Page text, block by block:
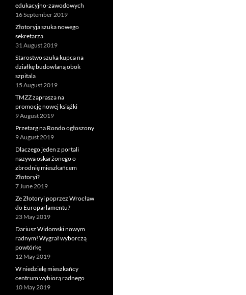
edukacyjno-zawodowych
16 September 2019
Złotoryja szuka nowego
sekretarza
31 August 2019
Starostwo szuka kupca na
działkę budowlaną obok
szpitala
15 August 2019
TMZZ zaprasza na
promocję nowej książki
9 August 2019
Przetarg na Rondo ogłoszony
9 August 2019
Dlaczego jeden z portali
nazywa oskarżonego o
zbrodnię mieszkańcem
Złotoryi?
7 June 2019
Ze Złotoryi poprzez Wrocław
do Europarlamentu?
23 May 2019
Dariusz Widomski nowym
radnym! Wygrał wyborczą
powtórkę
12 May 2019
W niedzielę mieszkańcy
centrum wybiorą radnego
10 May 2019